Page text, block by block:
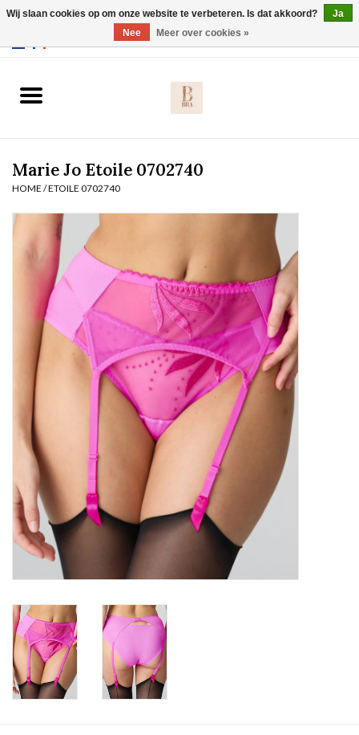
Slip
Body
Nachtmode
Solden
Homewear
Badmode
Lingerie-accessoires
Cadeaubonnen
Marie Jo Etoile 0702740
HOME /ETOILE 0702740
Wij slaan cookies op om onze website te verbeteren. Is dat akkoord?
Ja
Nee
Meer over cookies »
Webshop werkt met EU maten. .